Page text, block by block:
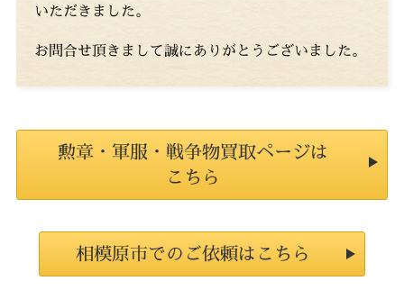
いただきました。
お問合せ頂きまして誠にありがとうございました。
勲章・軍服・戦争物買取ページは
こちら
相模原市でのご依頼はこちら